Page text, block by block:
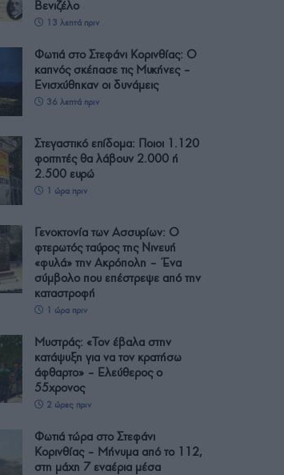
Βενιζέλο
13 λεπτά πριν
Φωτιά στο Στεφάνι Κορινθίας: Ο
καπνός σκέπασε τις Μυκήνες –
Ενισχύθηκαν οι δυνάμεις
36 λεπτά πριν
Στεγαστικό επίδομα: Ποιοι 1.120
φοιτητές θα λάβουν 2.000 ή
2.500 ευρώ
1 ώρα πριν
Γενοκτονία των Ασσυρίων: Ο
φτερωτός ταύρος της Νινευή
«φυλά» την Ακρόπολη – Ένα
σύμβολο που επέστρεψε από την
καταστροφή
1 ώρα πριν
Μυστράς: «Τον έβαλα στην
κατάψυξη για να τον κρατήσω
άφθαρτο» – Ελεύθερος ο
55χρονος
2 ώρες πριν
Φωτιά τώρα στο Στεφάνι
Κορινθίας – Μήνυμα από το 112,
στη μάχη 7 εναέρια μέσα